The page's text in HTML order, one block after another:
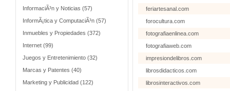
InformaciÃ³n y Noticias (57)
InformÃ¡tica y ComputaciÃ³n (57)
Inmuebles y Propiedades (372)
Internet (99)
Juegos y Entretenimiento (32)
Marcas y Patentes (40)
Marketing y Publicidad (122)
feriartesanal.com
forocultura.com
fotografiaenlinea.com
fotografiaweb.com
impresiondelibros.com
librosdidacticos.com
librosinteractivos.com